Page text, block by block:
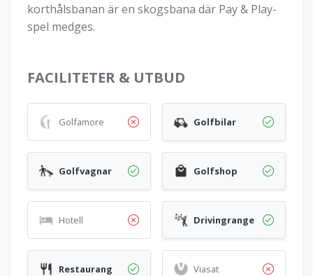
korthålsbanan är en skogsbana där Pay & Play-
spel medges.
FACILITETER & UTBUD
Golfamore Golfbilar
Golfvagnar Golfshop
Hotell Drivingrange
Restaurang Viasat